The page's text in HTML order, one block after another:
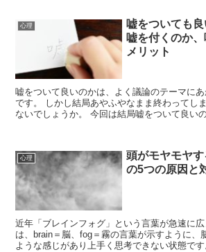
心理
嘘をついても
嘘を付くのか
メリット
嘘をついて良いのかは、よく議論のテーマに
です。 しかし結局あやふやなまま終わってしまった事が多いのでは
ないでしょうか。 今回は結局嘘をついて良いのかについてまとめて
心理
頭がモヤモヤ
の5つの原因と
近年「ブレインフォグ」という言葉が急速に広ま
は、brain＝脳、fog＝霧の言葉が示すように、
ような感じがあり上手く思考できない状態です。 主に疲労感や